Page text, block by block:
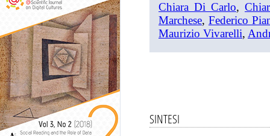
Chiara Di Carlo,
Marchese, Federico
Maurizio Vivarelli,
SINTESI